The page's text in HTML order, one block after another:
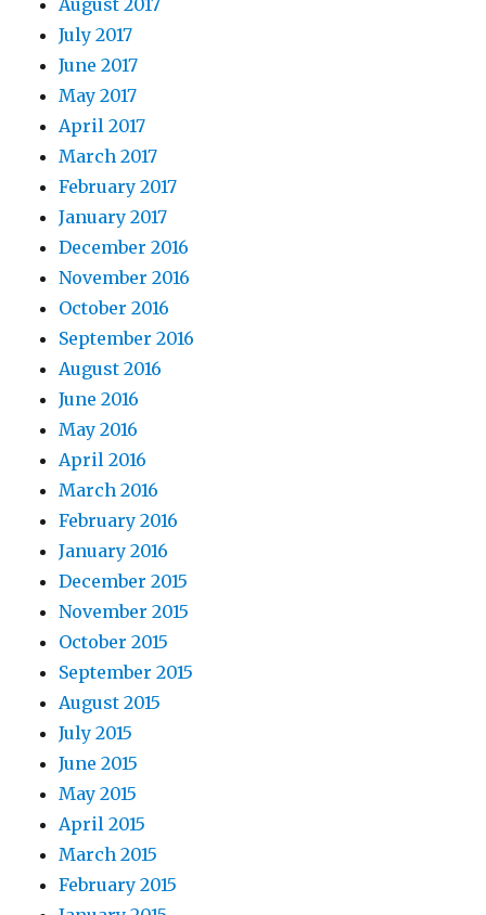
August 2017
July 2017
June 2017
May 2017
April 2017
March 2017
February 2017
January 2017
December 2016
November 2016
October 2016
September 2016
August 2016
June 2016
May 2016
April 2016
March 2016
February 2016
January 2016
December 2015
November 2015
October 2015
September 2015
August 2015
July 2015
June 2015
May 2015
April 2015
March 2015
February 2015